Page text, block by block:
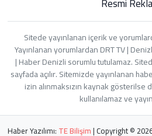
Sitede yayınlanan içerik ve
Yayınlanan yorumlardan DRT TV |
| Haber Denizli sorumlu tutulamaz.
sayfada açılır. Sitemizde yayınlanan
izin alınmaksızın kaynak
kullanılamaz ve
Haber Yazılımı: TE Bilişim| Copyright ©